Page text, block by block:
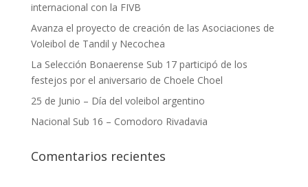
internacional con la FIVB
Avanza el proyecto de creación de las Asociaciones de
Voleibol de Tandil y Necochea
La Selección Bonaerense Sub 17 participó de los
festejos por el aniversario de Choele Choel
25 de Junio – Día del voleibol argentino
Nacional Sub 16 – Comodoro Rivadavia
Comentarios recientes